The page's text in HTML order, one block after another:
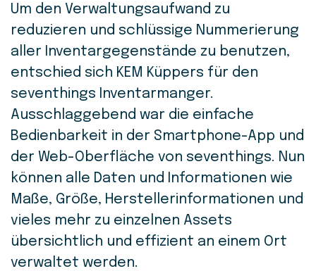
Um den Verwaltungsaufwand zu
reduzieren und schlüssige Nummerierung
aller Inventargegenstände zu benutzen,
entschied sich KEM Küppers für den
seventhings Inventarmanger.
Ausschlaggebend war die einfache
Bedienbarkeit in der Smartphone-App und
der Web-Oberfläche von seventhings. Nun
können alle Daten und Informationen wie
Maße, Größe, Herstellerinformationen und
vieles mehr zu einzelnen Assets
übersichtlich und effizient an einem Ort
verwaltet werden.